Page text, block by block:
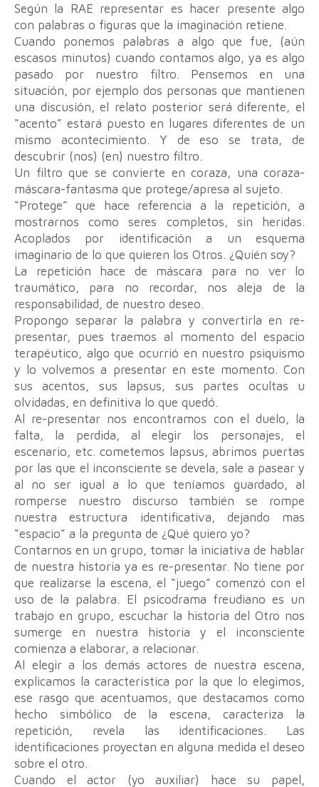
Según la RAE representar es hacer presente algo
con palabras o figuras que la imaginación retiene.
Cuando ponemos palabras a algo que fue, (aún
escasos minutos) cuando contamos algo, ya es algo
pasado por nuestro filtro. Pensemos en una
situación, por ejemplo dos personas que mantienen
una discusión, el relato posterior será diferente, el
“acento” estará puesto en lugares diferentes de un
mismo acontecimiento. Y de eso se trata, de
descubrir (nos) (en) nuestro filtro.
Un filtro que se convierte en coraza, una coraza-
máscara-fantasma que protege/apresa al sujeto.
“Protege” que hace referencia a la repetición, a
mostrarnos como seres completos, sin heridas.
Acoplados por identificación a un esquema
imaginario de lo que quieren los Otros. ¿Quién soy?
La repetición hace de máscara para no ver lo
traumático, para no recordar, nos aleja de la
responsabilidad, de nuestro deseo.
Propongo separar la palabra y convertirla en re-
presentar, pues traemos al momento del espacio
terapéutico, algo que ocurrió en nuestro psiquismo
y lo volvemos a presentar en este momento. Con
sus acentos, sus lapsus, sus partes ocultas u
olvidadas, en definitiva lo que quedó.
Al re-presentar nos encontramos con el duelo, la
falta, la perdida, al elegir los personajes, el
escenario, etc. cometemos lapsus, abrimos puertas
por las que el inconsciente se devela, sale a pasear y
al no ser igual a lo que teníamos guardado, al
romperse nuestro discurso también se rompe
nuestra estructura identificativa, dejando mas
“espacio” a la pregunta de ¿Qué quiero yo?
Contarnos en un grupo, tomar la iniciativa de hablar
de nuestra historia ya es re-presentar. No tiene por
que realizarse la escena, el “juego” comenzó con el
uso de la palabra. El psicodrama freudiano es un
trabajo en grupo, escuchar la historia del Otro nos
sumerge en nuestra historia y el inconsciente
comienza a elaborar, a relacionar.
Al elegir a los demás actores de nuestra escena,
explicamos la característica por la que lo elegimos,
ese rasgo que acentuamos, que destacamos como
hecho simbólico de la escena, caracteriza la
repetición, revela las identificaciones. Las
identificaciones proyectan en alguna medida el deseo
sobre el otro.
Cuando el actor (yo auxiliar) hace su papel,